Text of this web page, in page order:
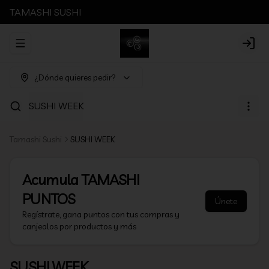
TAMASHI SUSHI
Abrir menu de navegación Login
¿Dónde quieres pedir?
SUSHI WEEK
Tamashi Sushi SUSHI WEEK
AcumulaTAMASHI
PUNTOS
Regístrate, gana puntos con tus compras y
canjealos por productos y más
Únete